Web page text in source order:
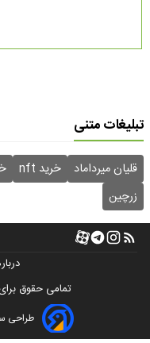
تبلیغات متنی
قلیان میرداماد خرید nft
زرچین
تمامی حقوق
طراحی